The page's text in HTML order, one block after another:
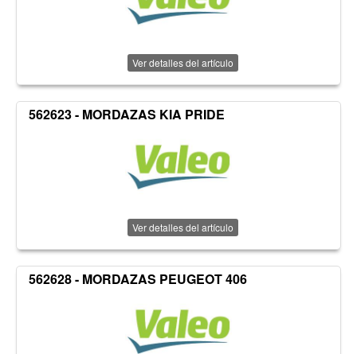
Ver detalles del artículo
562623 - MORDAZAS KIA PRIDE
Ver detalles del artículo
562628 - MORDAZAS PEUGEOT 406